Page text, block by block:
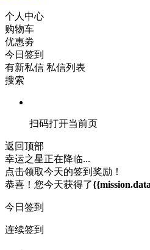
个人中心
购物车
优惠劵
今日签到
有新私信 私信列表
搜索
扫码打开当前页
返回顶部
幸运之星正在降临...
点击领取今天的签到奖励！
恭喜！您今天获得了
今日签到
连续签到